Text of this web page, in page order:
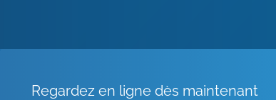
Regardez en ligne dès maintenant